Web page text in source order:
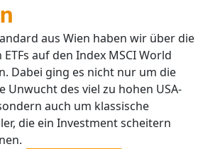
aus Wien haben wir über die
ETFs auf den Index MSCI World
Dabei ging es nicht nur um die
Unwucht des viel zu hohen USA-
auch um klassische
die ein Investment scheitern